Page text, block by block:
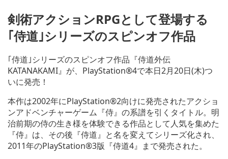
剣術アクションRPGとして登場する
｢侍道｣シリーズのスピンオフ作品
｢侍道｣シリーズのスピンオフ作品『侍道外伝
KATANAKAMI』が、PlayStation®4で本日2月20日(木)つ
いに発売！
本作は2002年にPlayStation®2向けに発売されたアクショ
ンアドベンチャーゲーム『侍』の系譜を引くタイトル。明
治前期の侍の生き様を体験できる作品として人気を集めた
『侍』は、その後『侍道』と名を変えてシリーズ化され、
2011年のPlayStation®3版『侍道4』まで発売された。